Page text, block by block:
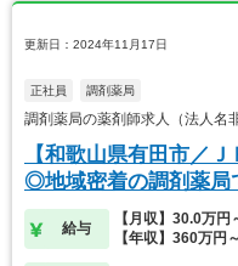
更新日：2024年11月17日
正社員 調剤薬局
調剤薬局の薬剤師求人（法人
【和歌山県有田市／
◎地域密着の調剤薬局
給与
【月収】30.0万
【年収】360万円